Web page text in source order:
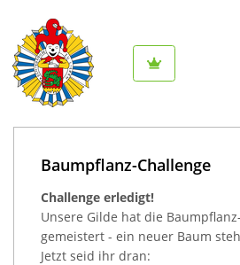
Baumpflanz-Challenge
Challenge erledigt!
Unsere Gilde hat die
gemeistert - ein neuer Baum
Jetzt seid ihr dran: